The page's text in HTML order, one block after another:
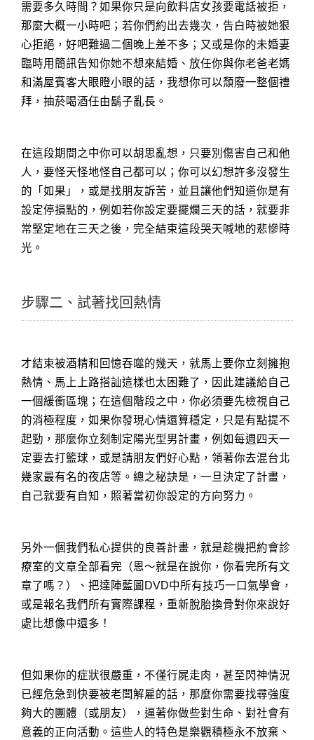
需要多久時間？如果你只是向飲料店女孩要電話被拒，
那麼大概一小時吧；若你們約出去幾次，告白時被她狠
心拒絕，好吧難過二個晚上差不多；又或是你的未婚妻
臨時用簡訊告知你她不想來結婚、放任你與你老爸老媽
和滿屋賓客大眼瞪小眼的話，我想你可以頹廢一整個禮
拜，抽菸喝酒任由鬍子亂長。
在這段期間之中你可以胡思亂想，只要別傷害自己和他
人，要怪天怪地怪自己都可以；你可以幻想許多沒發生
的「如果」，或是找朋友訴苦，並且讓他們知道你是有
設定停損點的，例如若你設定要擺爛三天的話，就要非
常堅定地在三天之後，完全結束這段哭天喊地的悲慘時
光。
步驟二、試著找回熱情
才結束被酒精和回憶吞噬的幾天，就馬上要你立刻擁抱
熱情、馬上上路搭訕這樣也太困難了，因此建議給自己
一個緩衝區塊；在這個階段之中，你必須要先檢視自己
的消極程度，如果你發現心情還算穩定，只是有點提不
起勁，那麼你立刻制定陽光型男計畫，例如每週四天一
定要去打籃球，或是請朋友們好心點，領著你去混台北
幾家最有名的夜店等。總之秘訣是，一旦決定了計畫，
自己就要有自知，照著當初你設定的方向努力。
另外一個我們私心提供的良善計畫，就是趁機把約會診
療室的文章全部看完（恩～就是在說你，你看完所有文
章了嗎？）、把達陣藍圖DVD中所有技巧一口氣學會，
或是報名我們所有實際課程，重新脫胎換骨對你來說好
處比想像中還多！
但如果你的症狀很嚴重，不僅行屍走肉，甚至閃神情況
已經危急到快要被老闆解雇的話，那麼你需要找尋強度
夠大的團體（或朋友），逼著你做些對生命、對社會有
意義的正向活動。這些人的特色是樂觀積極永不放棄、